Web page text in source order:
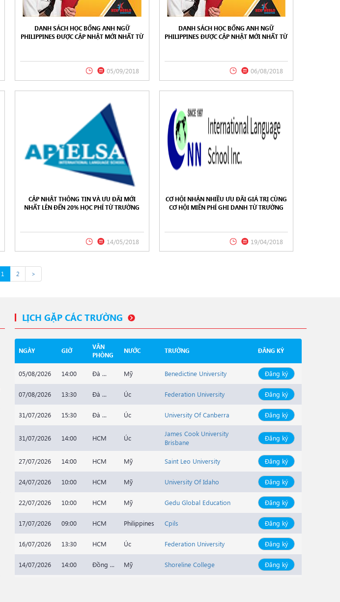
DANH SÁCH HỌC BỔNG ANH NGỮ
PHILIPPINES ĐƯỢC CẬP NHẬT MỚI NHẤT TỪ
05/09/2018
DANH SÁCH HỌC BỔNG ANH NGỮ
PHILIPPINES ĐƯỢC CẬP NHẬT MỚI NHẤT TỪ
06/08/2018
CẬP NHẬT THÔNG TIN VÀ ƯU ĐÃI MỚI
NHẤT LÊN ĐẾN 20% HỌC PHÍ TỪ TRƯỜNG
14/05/2018
CƠ HỘI NHẬN NHIỀU ƯU ĐÃI GIÁ TRỊ CÙNG
CƠ HỘI MIỄN PHÍ GHI DANH TỪ TRƯỜNG
19/04/2018
1 2 >
LỊCH GẶP CÁC TRƯỜNG
NGÀY GIỜ
VĂN
PHÒNG
NƯỚC TRƯỜNG ĐĂNG KÝ
05/08/2026 14:00 Đà ... Mỹ Benedictine University Đăng ký
07/08/2026 13:30 Đà ... Úc Federation University Đăng ký
31/07/2026 15:30 Đà ... Úc University Of Canberra Đăng ký
31/07/2026 14:00 HCM Úc
James Cook University
Brisbane
Đăng ký
27/07/2026 14:00 HCM Mỹ Saint Leo University Đăng ký
24/07/2026 10:00 HCM Mỹ University Of Idaho Đăng ký
22/07/2026 10:00 HCM Mỹ Gedu Global Education Đăng ký
17/07/2026 09:00 HCM Philippines Cpils Đăng ký
16/07/2026 13:30 HCM Úc Federation University Đăng ký
14/07/2026 14:00 Đồng ... Mỹ Shoreline College Đăng ký